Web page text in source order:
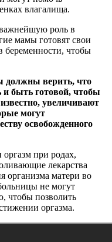
влагалища.
роль в
мамы готовят свои
беременности, чтобы
верить, что
быть готовой, чтобы
увеличивают
могут
освобожденного
при родах,
лекарства
организма матери во
не могут
чтобы позволить
оргазма.